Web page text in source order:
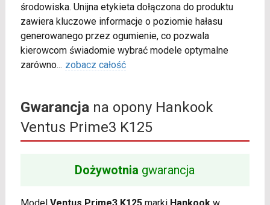
środowiska. Unijna etykieta dołączona do produktu
zawiera kluczowe informacje o poziomie hałasu
generowanego przez ogumienie, co pozwala
kierowcom świadomie wybrać modele optymalne
zarówno... zobacz całość
Gwarancjana opony Hankook
Ventus Prime3 K125
Dożywotnia gwarancja